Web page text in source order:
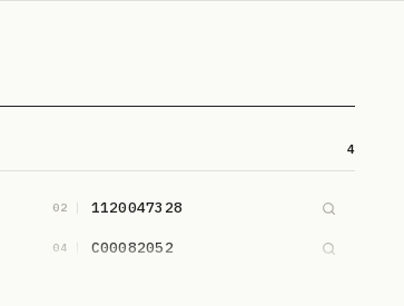
4
02 1120047328
04 C00082052